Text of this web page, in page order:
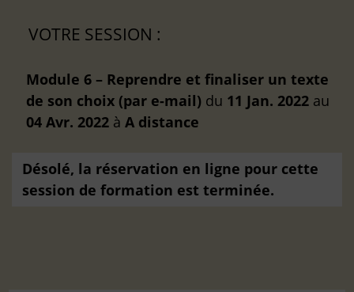
VOTRE SESSION :
Module 6 – Reprendre et finaliser un texte
de son choix (par e-mail) du 11 Jan. 2022 au
04 Avr. 2022 à A distance
Désolé, la réservation en ligne pour cette
session de formation est terminée.